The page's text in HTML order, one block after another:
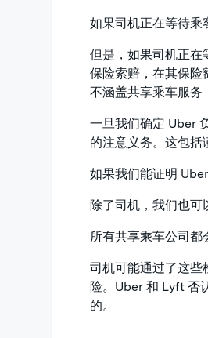
如果司机正在等待乘
但是，如果司机正在
保险索赔，在其保险
不涵盖共享乘车服务
一旦我们确定 Uber
的注意义务。这包括
如果我们能证明
除了司机，我们也可
所有共享乘车公司都
司机可能通过了这些
险。Uber 和 Lyft 否
的。